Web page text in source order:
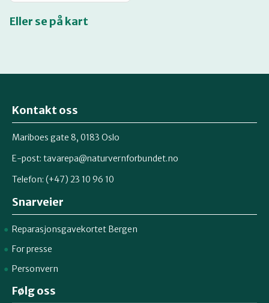
Retten til reparasjon
Eller se på kart
Kontakt oss
Mariboes gate 8, 0183 Oslo
E-post: tavarepa@naturvernforbundet.no
Telefon: (+47) 23 10 96 10
Snarveier
Reparasjonsgavekortet Bergen
For presse
Personvern
Følg oss